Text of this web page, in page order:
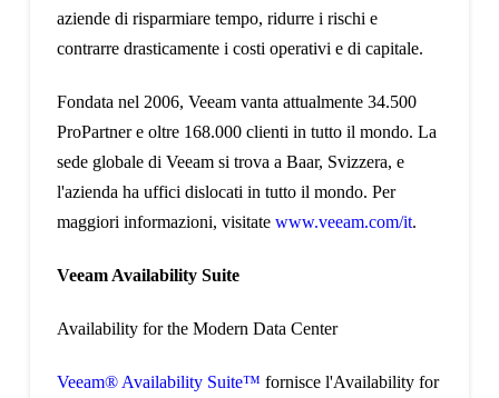
aziende di risparmiare tempo, ridurre i rischi e
contrarre drasticamente i costi operativi e di capitale.
Fondata nel 2006, Veeam vanta attualmente 34.500
ProPartner e oltre 168.000 clienti in tutto il mondo. La
sede globale di Veeam si trova a Baar, Svizzera, e
l'azienda ha uffici dislocati in tutto il mondo. Per
maggiori informazioni, visitate www.veeam.com/it.
Veeam Availability Suite
Availability for the Modern Data Center
Veeam® Availability Suite™ fornisce l'Availability for